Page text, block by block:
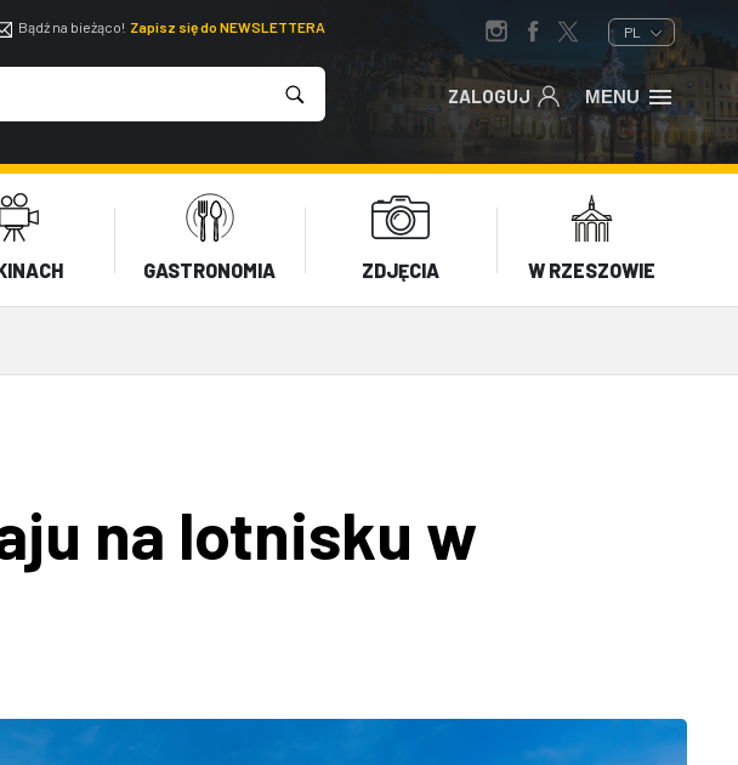
Bądź na bieżąco! Zapisz się do NEWSLETTERA PL
ZALOGUJ MENU
GASTRONOMIA ZDJĘCIA W RZESZOWIE
na lotnisku w